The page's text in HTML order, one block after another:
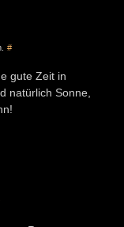
#
gute Zeit in
natürlich Sonne,